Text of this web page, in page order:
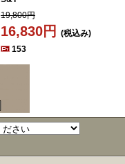
19,800円
16,830円
(税込み)
153